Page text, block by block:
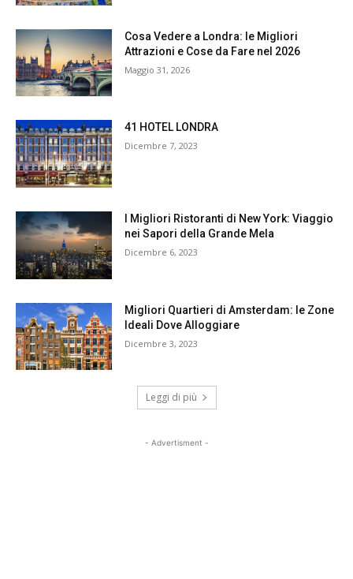
Cosa Vedere a Londra: le Migliori
Attrazioni e Cose da Fare nel 2026
Maggio 31, 2026
41 HOTEL LONDRA
Dicembre 7, 2023
I Migliori Ristoranti di New York: Viaggio
nei Sapori della Grande Mela
Dicembre 6, 2023
Migliori Quartieri di Amsterdam: le Zone
Ideali Dove Alloggiare
Dicembre 3, 2023
Leggi di più
- Advertisment -